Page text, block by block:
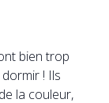
bien trop
! Ils
la couleur,